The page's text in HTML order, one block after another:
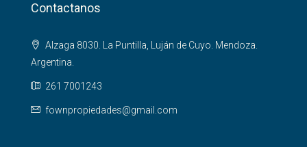
Contactanos
Alzaga 8030. La Puntilla, Luján de Cuyo. Mendoza.
Argentina.
261 7001243
fownpropiedades@gmail.com